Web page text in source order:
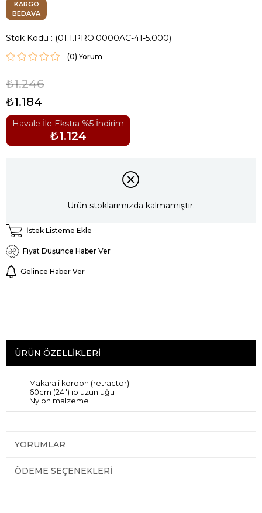
KARGO
BEDAVA
Stok Kodu (01.1.PRO.0000AC-41-5.000)
(0)
₺1.246
₺1.184
Havale İle Ekstra %5 İndirim
₺1.124
Ürün stoklarımızda kalmamıştır.
İstek Listeme Ekle
Fiyat Düşünce Haber Ver
Gelince Haber Ver
ÜRÜN ÖZELLIKLERI
Makarali kordon (retractor)
60cm (24") ip uzunluğu
Nylon malzeme
YORUMLAR
ÖDEME SEÇENEKLERI